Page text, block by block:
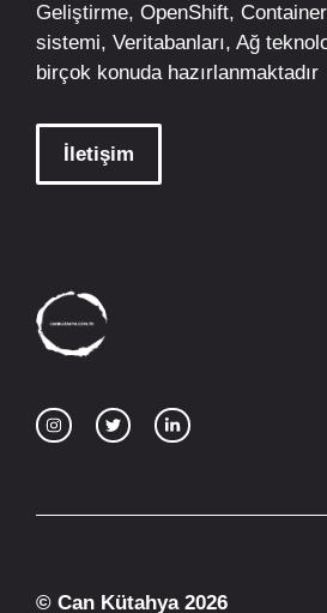
Geliştirme, OpenShift, Container
sistemi, Veritabanları, Ağ
birçok konuda hazırlanmaktadır
İletişim
© Can Kütahya 2026